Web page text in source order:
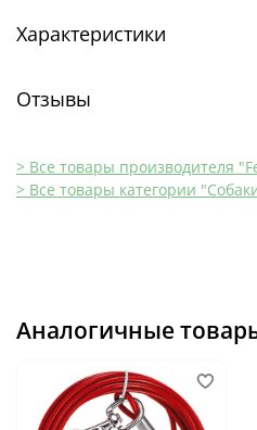
Характеристики
Отзывы
> Все товары производителя
> Все товары категории
Аналогичные